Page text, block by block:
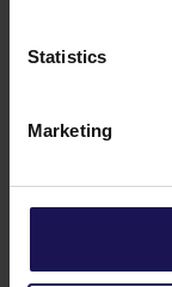
Statistics
Marketing
Akcjonariat